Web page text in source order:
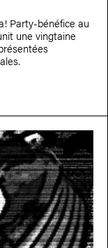
Party-bénéfice au
une vingtaine